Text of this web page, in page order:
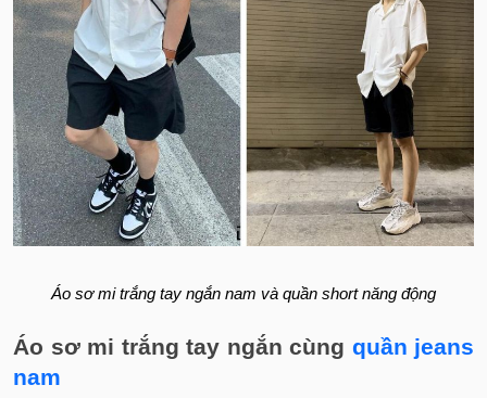
Áo sơ mi trắng tay ngắn nam và quần short năng động
Áo sơ mi trắng tay ngắn cùng quần jeans
nam